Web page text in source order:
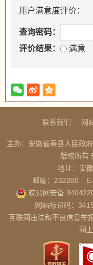
用户满意度评价：
查询密码：
评价结果：
满意
联系我们 网
主办：安徽省寿县人民政
版权所有
地址：安
邮编：232200
皖公网安备
网站标识码：
互联网违法和不良信息举
网